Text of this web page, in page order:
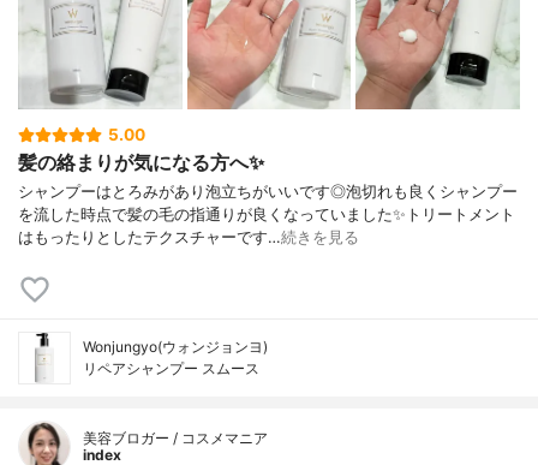
5.00
髪の絡まりが気になる方へ✨
シャンプーはとろみがあり泡立ちがいいです◎泡切れも良くシャンプー
を流した時点で髪の毛の指通りが良くなっていました✨トリートメント
はもったりとしたテクスチャーです…続きを見る
Wonjungyo(ウォンジョンヨ)
リペアシャンプー スムース
美容ブロガー / コスメマニア
index